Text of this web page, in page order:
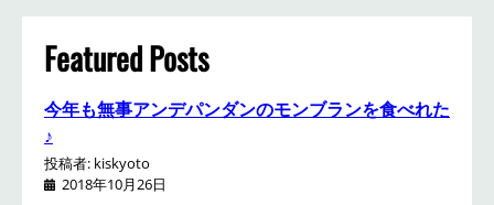
当
に
桜
で
た
！
c
h
Featured Posts
今年も無事アンデパンダンのモンブランを食べれた
♪
投稿者: kiskyoto
2018年10月26日